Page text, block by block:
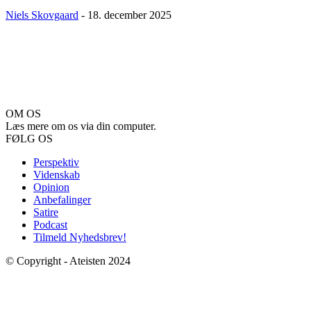
Niels Skovgaard - 18. december 2025
OM OS
Læs mere om os via din computer.
FØLG OS
Perspektiv
Videnskab
Opinion
Anbefalinger
Satire
Podcast
Tilmeld Nyhedsbrev!
© Copyright - Ateisten 2024